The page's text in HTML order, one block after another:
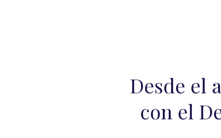
Desde el
con el